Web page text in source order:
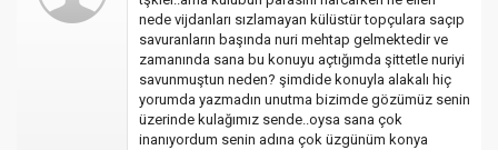
nede vijdanları sızlamayan külüstür topçulara saçıp
savuranların başında nuri mehtap gelmektedir ve
zamanında sana bu konuyu açtığımda şittetle nuriyi
savunmuştun neden? şimdide konuyla alakalı hiç
yorumda yazmadın unutma bizimde gözümüz senin
üzerinde kulağımız sende..oysa sana çok
inanıyordum senin adına çok üzgünüm konya